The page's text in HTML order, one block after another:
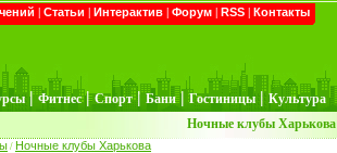
| Статьи | Интерактив | Форум | RSS | Контакты
| Фитнес | Спорт | Бани | Гостиницы | Культура
Ночные клубы Харькова
/ Ночные клубы Харькова